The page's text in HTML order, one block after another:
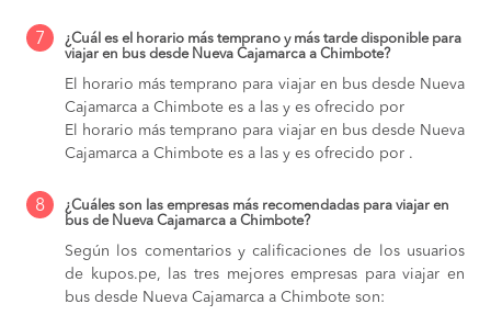
7
¿Cuál es el horario más temprano y más tarde disponible para
viajar en bus desde Nueva Cajamarca a Chimbote?
El horario más temprano para viajar en bus desde Nueva
Cajamarca a Chimbote es a las y es ofrecido por
El horario más temprano para viajar en bus desde Nueva
Cajamarca a Chimbote es a las y es ofrecido por .
8
¿Cuáles son las empresas más recomendadas para viajar en
bus de Nueva Cajamarca a Chimbote?
Según los comentarios y calificaciones de los usuarios
de kupos.pe, las tres mejores empresas para viajar en
bus desde Nueva Cajamarca a Chimbote son: